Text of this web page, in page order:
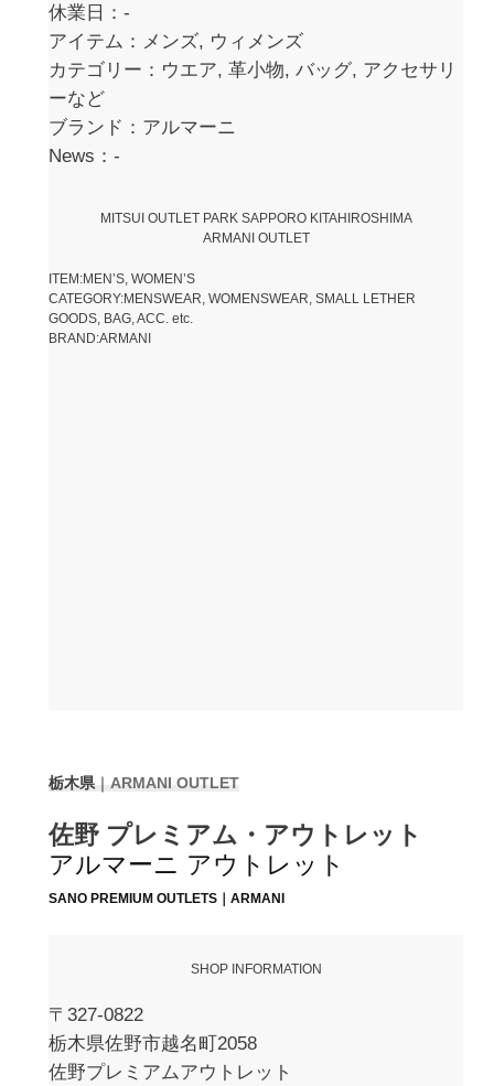
休業日：-
アイテム：メンズ, ウィメンズ
カテゴリー：ウエア, 革小物, バッグ, アクセサリ
ーなど
ブランド：アルマーニ
News：-
MITSUI OUTLET PARK SAPPORO KITAHIROSHIMA
ARMANI OUTLET
ITEM:MEN’S, WOMEN’S
CATEGORY:MENSWEAR, WOMENSWEAR, SMALL LETHER
GOODS, BAG, ACC. etc.
BRAND:ARMANI
栃木県｜ ARMANI OUTLET
佐野 プレミアム・アウトレット
アルマーニ アウトレット
SANO PREMIUM OUTLETS｜ARMANI
SHOP INFORMATION
〒327-0822
栃木県佐野市越名町2058
佐野プレミアムアウトレット